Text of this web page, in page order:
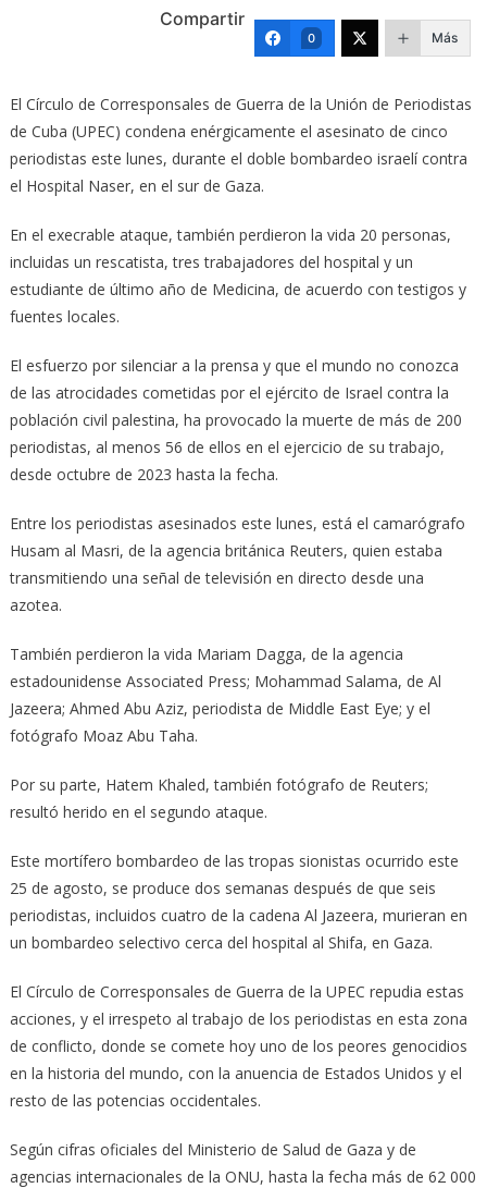
Compartir
0 Más
El Círculo de Corresponsales de Guerra de la Unión de Periodistas
de Cuba (UPEC) condena enérgicamente el asesinato de cinco
periodistas este lunes, durante el doble bombardeo israelí contra
el Hospital Naser, en el sur de Gaza.
En el execrable ataque, también perdieron la vida 20 personas,
incluidas un rescatista, tres trabajadores del hospital y un
estudiante de último año de Medicina, de acuerdo con testigos y
fuentes locales.
El esfuerzo por silenciar a la prensa y que el mundo no conozca
de las atrocidades cometidas por el ejército de Israel contra la
población civil palestina, ha provocado la muerte de más de 200
periodistas, al menos 56 de ellos en el ejercicio de su trabajo,
desde octubre de 2023 hasta la fecha.
Entre los periodistas asesinados este lunes, está el camarógrafo
Husam al Masri, de la agencia británica Reuters, quien estaba
transmitiendo una señal de televisión en directo desde una
azotea.
También perdieron la vida Mariam Dagga, de la agencia
estadounidense Associated Press; Mohammad Salama, de Al
Jazeera; Ahmed Abu Aziz, periodista de Middle East Eye; y el
fotógrafo Moaz Abu Taha.
Por su parte, Hatem Khaled, también fotógrafo de Reuters;
resultó herido en el segundo ataque.
Este mortífero bombardeo de las tropas sionistas ocurrido este
25 de agosto, se produce dos semanas después de que seis
periodistas, incluidos cuatro de la cadena Al Jazeera, murieran en
un bombardeo selectivo cerca del hospital al Shifa, en Gaza.
El Círculo de Corresponsales de Guerra de la UPEC repudia estas
acciones, y el irrespeto al trabajo de los periodistas en esta zona
de conflicto, donde se comete hoy uno de los peores genocidios
en la historia del mundo, con la anuencia de Estados Unidos y el
resto de las potencias occidentales.
Según cifras oficiales del Ministerio de Salud de Gaza y de
agencias internacionales de la ONU, hasta la fecha más de 62 000